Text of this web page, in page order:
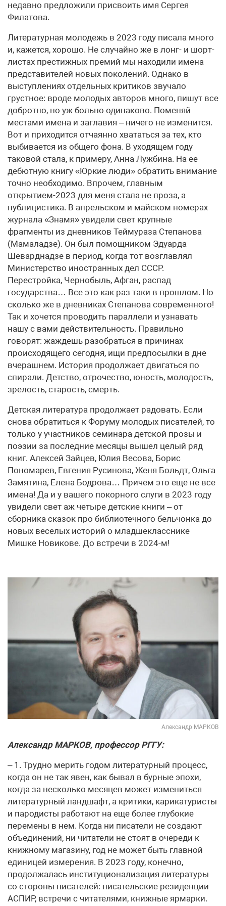
недавно предложили присвоить имя Сергея
Филатова.
Литературная молодежь в 2023 году писала много
и, кажется, хорошо. Не случайно же в лонг- и шорт-
листах престижных премий мы находили имена
представителей новых поколений. Однако в
выступлениях отдельных критиков звучало
грустное: вроде молодых авторов много, пишут все
добротно, но уж больно одинаково. Поменяй
местами имена и заглавия – ничего не изменится.
Вот и приходится отчаянно хвататься за тех, кто
выбивается из общего фона. В уходящем году
таковой стала, к примеру, Анна Лужбина. На ее
дебютную книгу «Юркие люди» обратить внимание
точно необходимо. Впрочем, главным
открытием-2023 для меня стала не проза, а
публицистика. В апрельском и майском номерах
журнала «Знамя» увидели свет крупные
фрагменты из дневников Теймураза Степанова
(Мамаладзе). Он был помощником Эдуарда
Шеварднадзе в период, когда тот возглавлял
Министерство иностранных дел СССР.
Перестройка, Чернобыль, Афган, распад
государства… Все это как раз таки в прошлом. Но
сколько же в дневниках Степанова современного!
Так и хочется проводить параллели и узнавать
нашу с вами действительность. Правильно
говорят: жаждешь разобраться в причинах
происходящего сегодня, ищи предпосылки в дне
вчерашнем. История продолжает двигаться по
спирали. Детство, отрочество, юность, молодость,
зрелость, старость, смерть.
Детская литература продолжает радовать. Если
снова обратиться к Форуму молодых писателей, то
только у участников семинара детской прозы и
поэзии за последние месяцы вышел целый ряд
книг. Алексей Зайцев, Юлия Весова, Борис
Пономарев, Евгения Русинова, Женя Больдт, Ольга
Замятина, Елена Бодрова… Причем это еще не все
имена! Да и у вашего покорного слуги в 2023 году
увидели свет аж четыре детские книги – от
сборника сказок про библиотечного бельчонка до
новых веселых историй о младшекласснике
Мишке Новикове. До встречи в 2024-м!
Александр МАРКОВ
Александр МАРКОВ, профессор РГГУ:
– 1. Трудно мерить годом литературный процесс,
когда он не так явен, как бывал в бурные эпохи,
когда за несколько месяцев может измениться
литературный ландшафт, а критики, карикатуристы
и пародисты работают на еще более глубокие
перемены в нем. Когда ни писатели не создают
объединений, ни читатели не стоят в очереди к
книжному магазину, год не может быть главной
единицей измерения. В 2023 году, конечно,
продолжалась институционализация литературы
со стороны писателей: писательские резиденции
АСПИР, встречи с читателями, книжные ярмарки.